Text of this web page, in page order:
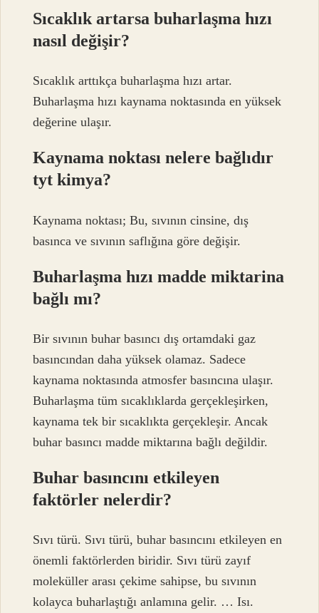
Sıcaklık artarsa buharlaşma hızı
nasıl değişir?
Sıcaklık arttıkça buharlaşma hızı artar.
Buharlaşma hızı kaynama noktasında en yüksek
değerine ulaşır.
Kaynama noktası nelere bağlıdır
tyt kimya?
Kaynama noktası; Bu, sıvının cinsine, dış
basınca ve sıvının saflığına göre değişir.
Buharlaşma hızı madde miktarina
bağlı mı?
Bir sıvının buhar basıncı dış ortamdaki gaz
basıncından daha yüksek olamaz. Sadece
kaynama noktasında atmosfer basıncına ulaşır.
Buharlaşma tüm sıcaklıklarda gerçekleşirken,
kaynama tek bir sıcaklıkta gerçekleşir. Ancak
buhar basıncı madde miktarına bağlı değildir.
Buhar basıncını etkileyen
faktörler nelerdir?
Sıvı türü. Sıvı türü, buhar basıncını etkileyen en
önemli faktörlerden biridir. Sıvı türü zayıf
moleküller arası çekime sahipse, bu sıvının
kolayca buharlaştığı anlamına gelir. … Isı.